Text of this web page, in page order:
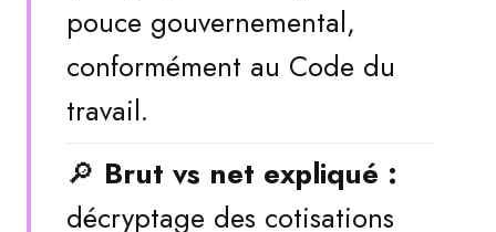
pouce gouvernemental,
conformément au Code du
travail.
🔎 Brut vs net expliqué :
décryptage des cotisations